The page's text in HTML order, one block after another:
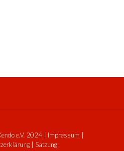
e.V. 2024| Impressum
| Satzung